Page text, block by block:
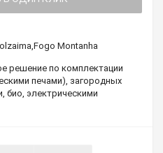
,Fogo Montanha
решение по комплектации
печами), загородных
био, электрическими